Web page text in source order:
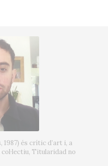
1987) és crític d’art i, a
Titularidad no